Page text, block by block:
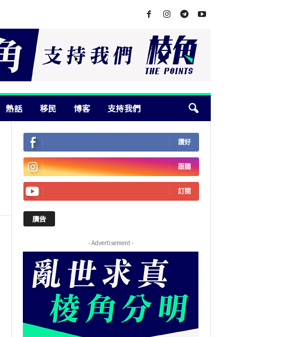
熱話 移民 博客 支持我們
讚好
跟隨
訂閱
廣告
- Advertisement -